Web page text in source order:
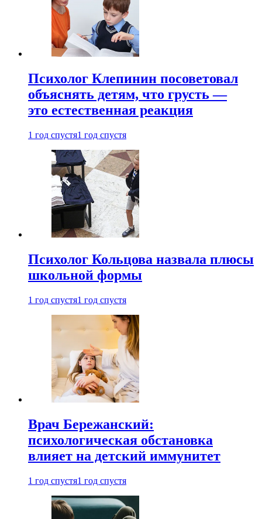
Психолог Клепинин посоветовал
объяснять детям, что грусть —
это естественная реакция
1 год спустя1 год спустя
Психолог Кольцова назвала плюсы
школьной формы
1 год спустя1 год спустя
Врач Бережанский:
психологическая обстановка
влияет на детский иммунитет
1 год спустя1 год спустя